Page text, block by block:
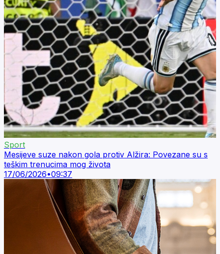
Sport
Mesijeve suze nakon gola protiv Alžira: Povezane su s
teškim trenucima mog života
17/06/2026•09:37